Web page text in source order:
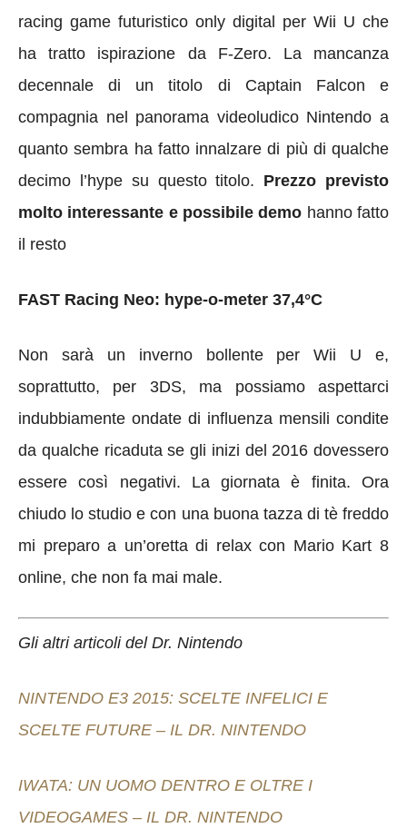
racing game futuristico only digital per Wii U che
ha tratto ispirazione da F-Zero. La mancanza
decennale di un titolo di Captain Falcon e
compagnia nel panorama videoludico Nintendo a
quanto sembra ha fatto innalzare di più di qualche
decimo l’hype su questo titolo. Prezzo previsto
molto interessante e possibile demo hanno fatto
il resto
FAST Racing Neo: hype-o-meter 37,4°C
Non sarà un inverno bollente per Wii U e,
soprattutto, per 3DS, ma possiamo aspettarci
indubbiamente ondate di influenza mensili condite
da qualche ricaduta se gli inizi del 2016 dovessero
essere così negativi. La giornata è finita. Ora
chiudo lo studio e con una buona tazza di tè freddo
mi preparo a un’oretta di relax con Mario Kart 8
online, che non fa mai male.
Gli altri articoli del Dr. Nintendo
NINTENDO E3 2015: SCELTE INFELICI E
SCELTE FUTURE – IL DR. NINTENDO
IWATA: UN UOMO DENTRO E OLTRE I
VIDEOGAMES – IL DR. NINTENDO